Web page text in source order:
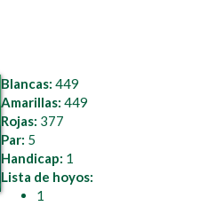
Blancas: 449
Amarillas: 449
Rojas: 377
Par: 5
Handicap: 1
Lista de hoyos:
1